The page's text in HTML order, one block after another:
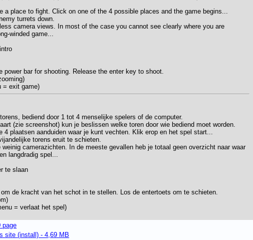
a place to fight. Click on one of the 4 possible places and the game begins...
turrets down.
camera views. In most of the case you cannot see clearly where you are
winded game...
power bar for shooting. Release the enter key to shoot.
= exit game)
bediend door 1 tot 4 menselijke spelers of de computer.
(zie screenshot) kun je beslissen welke toren door wie bediend moet worden.
plaatsen aanduiden waar je kunt vechten. Klik erop en het spel start...
torens eruit te schieten.
camerazichten. In de meeste gevallen heb je totaal geen overzicht naar waar
langdradig spel...
te slaan
de kracht van het schot in te stellen. Los de entertoets om te schieten.
= verlaat het spel)
page
site (install) - 4,69 MB